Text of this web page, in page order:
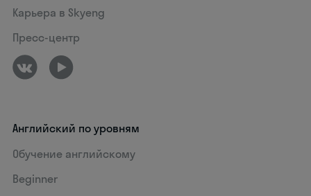
Карьера в Skyeng
Пресс-центр
Английский по уровням
Обучение английскому
Beginner